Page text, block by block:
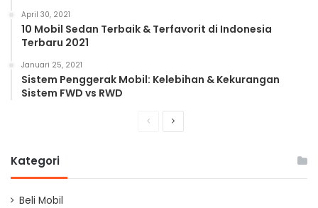
April 30, 2021
10 Mobil Sedan Terbaik & Terfavorit di Indonesia
Terbaru 2021
Januari 25, 2021
Sistem Penggerak Mobil: Kelebihan & Kekurangan
Sistem FWD vs RWD
PreviousNext
Kategori
Beli Mobil